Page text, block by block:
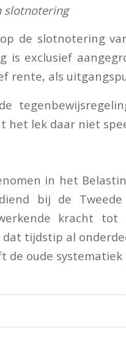
slotnotering
de slotnotering
is exclusief
rente, als
het lek daar niet
in het
bij de Tweede
kracht
dat tijdstip al
de oude systematiek